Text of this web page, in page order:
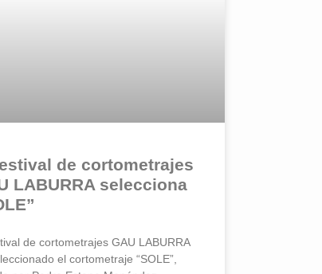
de cortometrajes
LABURRA selecciona
de cortometrajes GAU LABURRA
el cortometraje “SOLE”,